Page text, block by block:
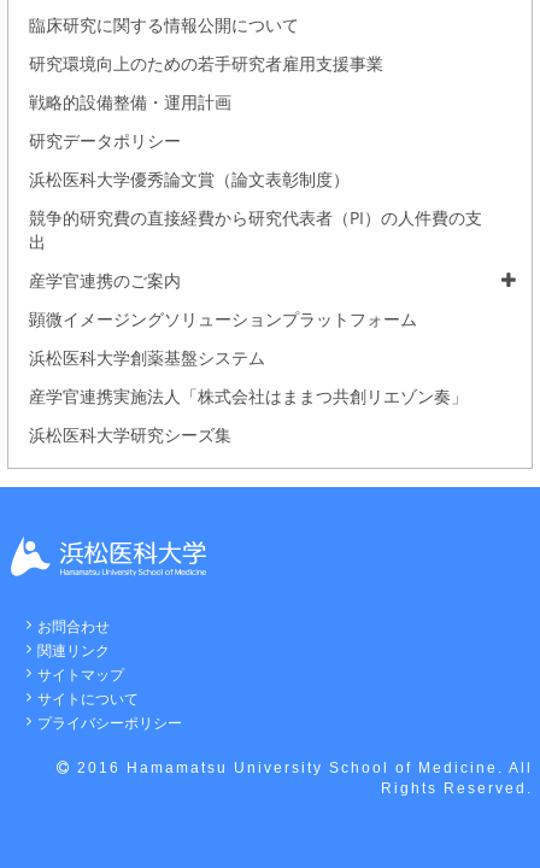
臨床研究に関する情報公開について
研究環境向上のための若手研究者雇用支援事業
戦略的設備整備・運用計画
研究データポリシー
浜松医科大学優秀論文賞（論文表彰制度）
競争的研究費の直接経費から研究代表者（PI）の人件費の支
出
産学官連携のご案内
顕微イメージングソリューションプラットフォーム
浜松医科大学創薬基盤システム
産学官連携実施法人「株式会社はままつ共創リエゾン奏」
浜松医科大学研究シーズ集
お問合わせ
関連リンク
サイトマップ
サイトについて
プライバシーポリシー
2016 Hamamatsu University School of Medicine. All
Rights Reserved.